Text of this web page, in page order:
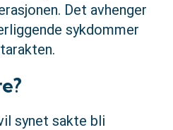
Det avhenger
sykdommer
synet sakte bli